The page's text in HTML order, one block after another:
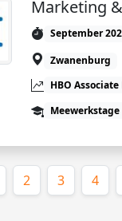
Marketing
September
Zwanenburg
HBO
Meewerkstage
2 3 4